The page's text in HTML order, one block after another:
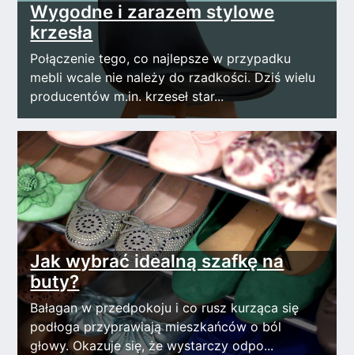
Wygodne i zarazem stylowe
krzesła
Połączenie tego, co najlepsze w przypadku
mebli wcale nie należy do rzadkości. Dziś wielu
producentów m.in. krzeseł star...
Jak wybrać idealną szafkę na
buty?
Bałagan w przedpokoju i co rusz kurząca się
podłoga przyprawiają mieszkańców o ból
głowy. Okazuje się, że wystarczy odpo...